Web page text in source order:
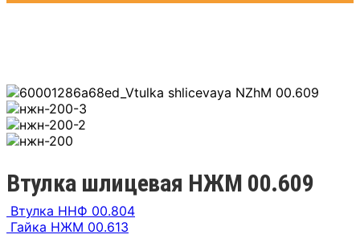
Втулка шлицевая НЖМ 00.609
Втулка ННФ 00.804
Гайка НЖМ 00.613